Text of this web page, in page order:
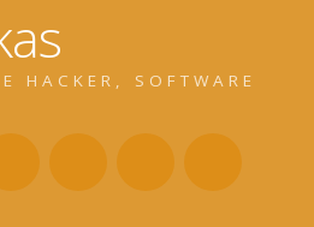
HACKER, SOFTWARE